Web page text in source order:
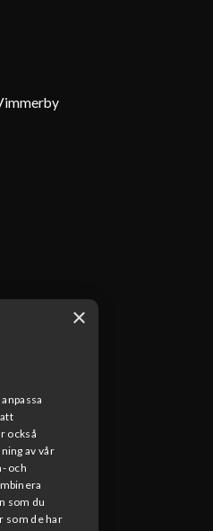
×
också
av vår
och
som du
som de har